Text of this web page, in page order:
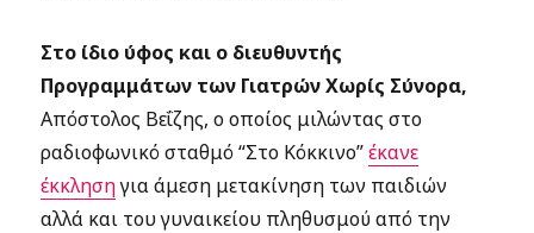
Στο ίδιο ύφος και ο διευθυντής
Προγραμμάτων των Γιατρών Χωρίς Σύνορα,
Απόστολος Βεΐζης, ο οποίος μιλώντας στο
ραδιοφωνικό σταθμό “Στο Κόκκινο”έκανε
έκκλησηγια άμεση μετακίνηση των παιδιών
αλλά και του γυναικείου πληθυσμού από την